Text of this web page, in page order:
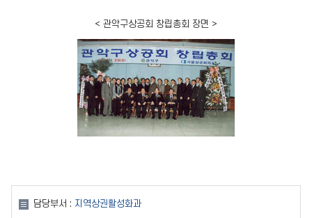
< 관악구상공회 창립총회 장면 >
담당부서 : 지역상권활성화과